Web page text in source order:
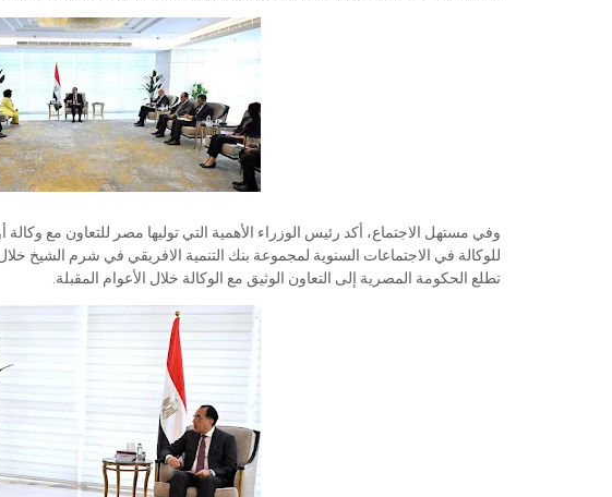
وفي مستهل الاجتماع، أكد رئيس الوزراء الأهمية التي توليها مصر للتعاون مع وكالة
تطلع الحكومة المصرية إلى التعاون الوثيق مع الوكالة خلال الأعوام المقبلة.